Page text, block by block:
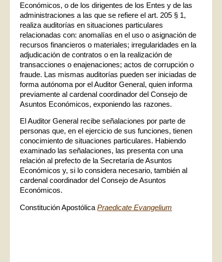
Económicos, o de los dirigentes de los Entes y de las
administraciones a las que se refiere el art. 205 § 1,
realiza auditorías en situaciones particulares
relacionadas con: anomalías en el uso o asignación de
recursos financieros o materiales; irregularidades en la
adjudicación de contratos o en la realización de
transacciones o enajenaciones; actos de corrupción o
fraude. Las mismas auditorías pueden ser iniciadas de
forma autónoma por el Auditor General, quien informa
previamente al cardenal coordinador del Consejo de
Asuntos Económicos, exponiendo las razones.
El Auditor General recibe señalaciones por parte de
personas que, en el ejercicio de sus funciones, tienen
conocimiento de situaciones particulares. Habiendo
examinado las señalaciones, las presenta con una
relación al prefecto de la Secretaría de Asuntos
Económicos y, si lo considera necesario, también al
cardenal coordinador del Consejo de Asuntos
Económicos.
Constitución ApostólicaPraedicate Evangelium